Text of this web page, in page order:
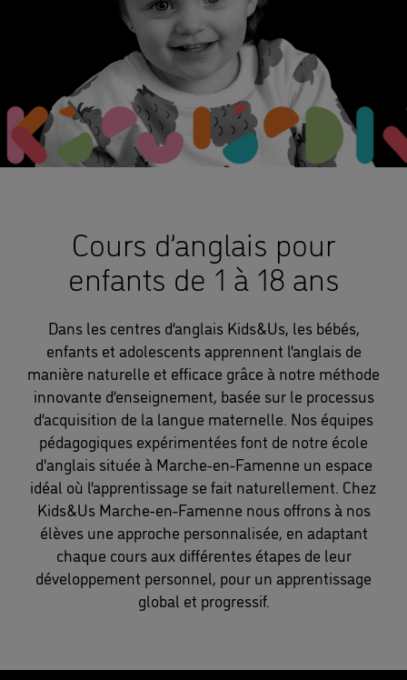
Cours d’anglais pour
enfants de 1 à 18 ans
Dans les centres d’anglais Kids&Us, les bébés,
enfants et adolescents apprennent l’anglais de
manière naturelle et efficace grâce à notre méthode
innovante d’enseignement, basée sur le processus
d’acquisition de la langue maternelle. Nos équipes
pédagogiques expérimentées font de notre école
d'anglais située à Marche-en-Famenne un espace
idéal où l’apprentissage se fait naturellement. Chez
Kids&Us Marche-en-Famenne nous offrons à nos
élèves une approche personnalisée, en adaptant
chaque cours aux différentes étapes de leur
développement personnel, pour un apprentissage
global et progressif.